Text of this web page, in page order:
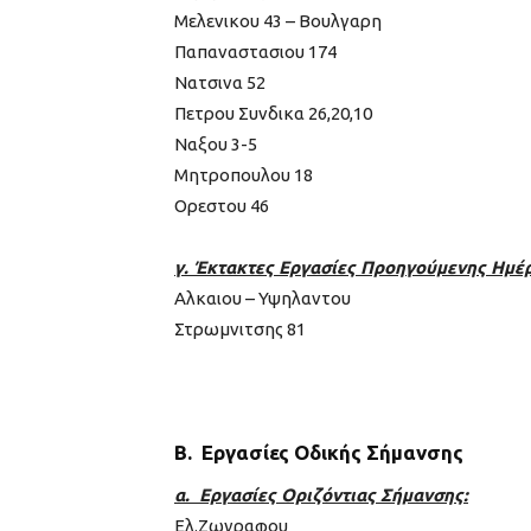
Μελενικου 43 – Bουλγαρη
Παπαναστασιου 174
Νατσινα 52
Πετρου Συνδικα 26,20,10
Ναξου 3-5
Μητροπουλου 18
Ορεστου 46
γ. Έκτακτες Εργασίες Προηγούμενης
Αλκαιου – Υψηλαντου
Στρωμνιτσης 81
Β. Εργασίες Οδικής Σήμανσης
α. Εργασίες Οριζόντιας Σήμανσης:
Ελ.Ζωγραφου